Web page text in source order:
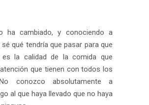
ha cambiado, y conociendo a
qué tendría que pasar para que
es la calidad de la comida que
que tienen con todos los
conozco absolutamente a
al que haya llevado que no haya